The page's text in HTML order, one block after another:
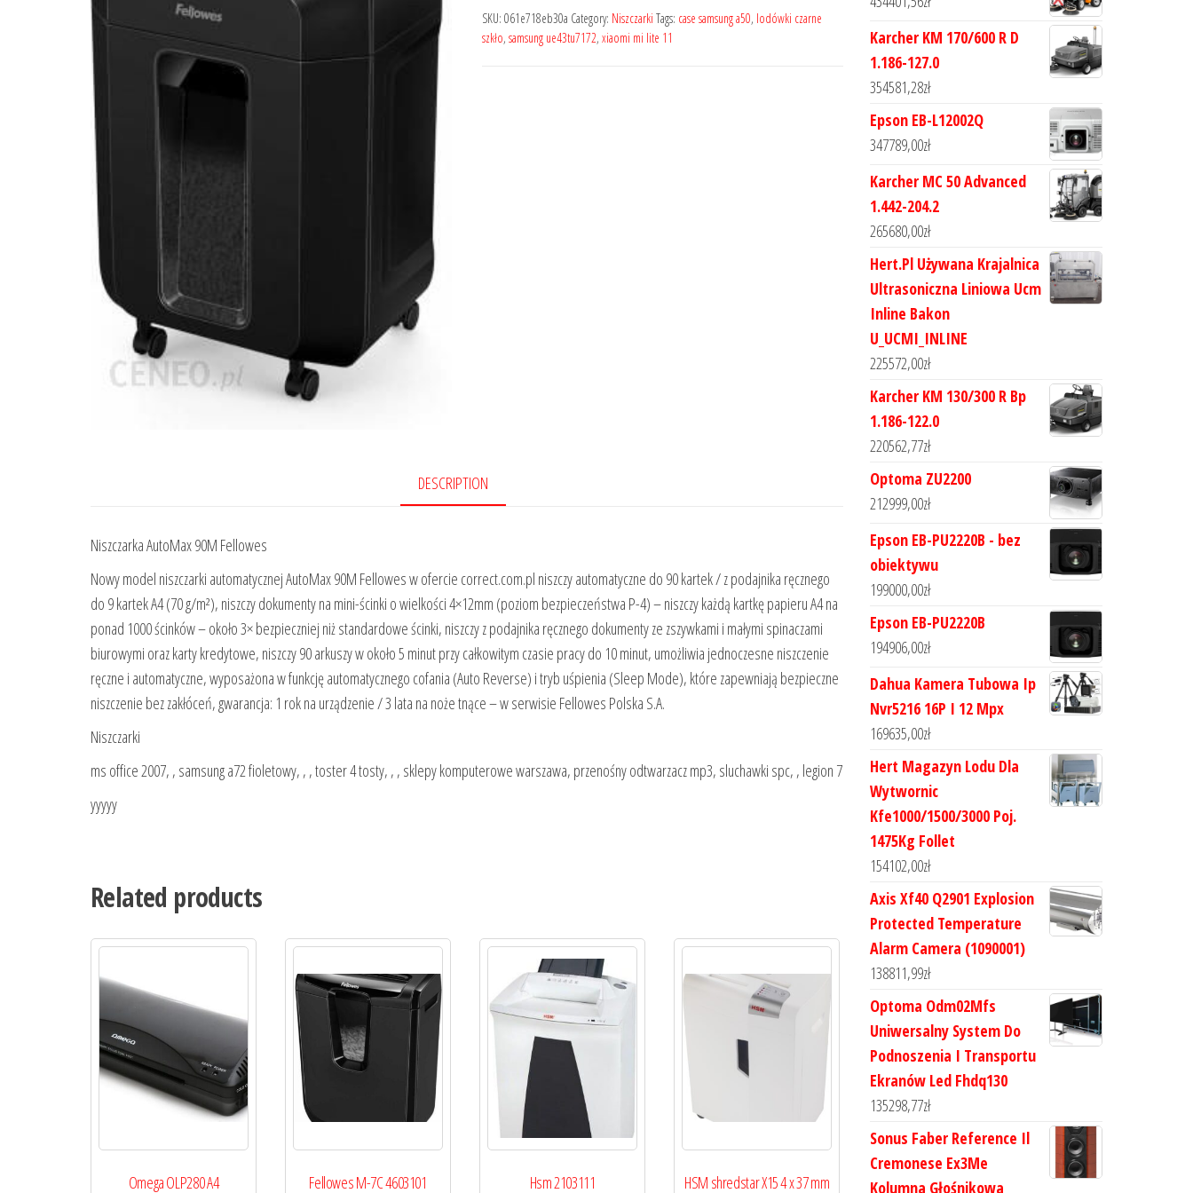
SKU: 061e718eb30a Category: Niszczarki Tags: case samsung a50, lodówki czarne
szkło, samsung ue43tu7172, xiaomi mi lite 11
DESCRIPTION
Niszczarka AutoMax 90M Fellowes
Nowy model niszczarki automatycznej AutoMax 90M Fellowes w ofercie correct.com.pl niszczy automatyczne do 90 kartek / z podajnika ręcznego
do 9 kartek A4 (70 g/m²), niszczy dokumenty na mini-ścinki o wielkości 4×12mm (poziom bezpieczeństwa P-4) – niszczy każdą kartkę papieru A4 na
ponad 1000 ścinków – około 3× bezpieczniej niż standardowe ścinki, niszczy z podajnika ręcznego dokumenty ze zszywkami i małymi spinaczami
biurowymi oraz karty kredytowe, niszczy 90 arkuszy w około 5 minut przy całkowitym czasie pracy do 10 minut, umożliwia jednoczesne niszczenie
ręczne i automatyczne, wyposażona w funkcję automatycznego cofania (Auto Reverse) i tryb uśpienia (Sleep Mode), które zapewniają bezpieczne
niszczenie bez zakłóceń, gwarancja: 1 rok na urządzenie / 3 lata na noże tnące – w serwisie Fellowes Polska S.A.
Niszczarki
ms office 2007, , samsung a72 fioletowy, , , toster 4 tosty, , , sklepy komputerowe warszawa, przenośny odtwarzacz mp3, sluchawki spc, , legion 7
yyyyy
Related products
Omega OLP280 A4 Fellowes M-7C 4603101 Hsm 2103111 HSM shredstar X15 4 x 37 mm
Karcher KM 170/600 R D
1.186-127.0
354581,28zł
Epson EB-L12002Q
347789,00zł
Karcher MC 50 Advanced
1.442-204.2
265680,00zł
Hert.Pl Używana Krajalnica
Ultrasoniczna Liniowa Ucm
Inline Bakon
U_UCMI_INLINE
225572,00zł
Karcher KM 130/300 R Bp
1.186-122.0
220562,77zł
Optoma ZU2200
212999,00zł
Epson EB-PU2220B - bez
obiektywu
199000,00zł
Epson EB-PU2220B
194906,00zł
Dahua Kamera Tubowa Ip
Nvr5216 16P I 12 Mpx
169635,00zł
Hert Magazyn Lodu Dla
Wytwornic
Kfe1000/1500/3000 Poj.
1475Kg Follet
154102,00zł
Axis Xf40 Q2901 Explosion
Protected Temperature
Alarm Camera (1090001)
138811,99zł
Optoma Odm02Mfs
Uniwersalny System Do
Podnoszenia I Transportu
Ekranów Led Fhdq130
135298,77zł
Sonus Faber Reference Il
Cremonese Ex3Me
Kolumna Głośnikowa